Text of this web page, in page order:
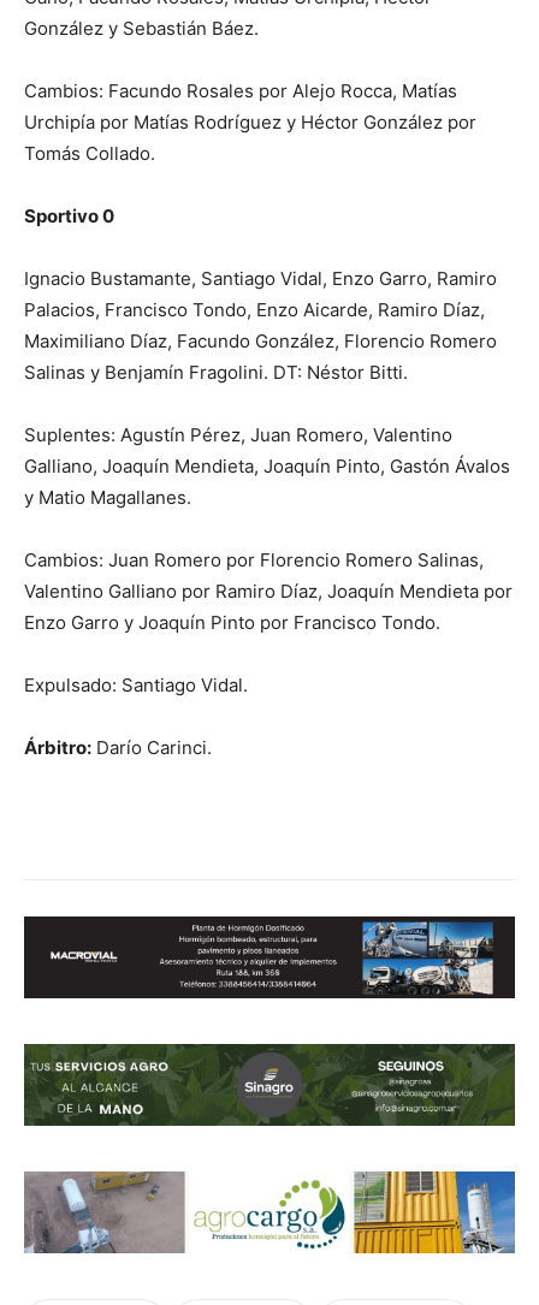
González y Sebastián Báez.
Cambios: Facundo Rosales por Alejo Rocca, Matías
Urchipía por Matías Rodríguez y Héctor González por
Tomás Collado.
Sportivo 0
Ignacio Bustamante, Santiago Vidal, Enzo Garro, Ramiro
Palacios, Francisco Tondo, Enzo Aicarde, Ramiro Díaz,
Maximiliano Díaz, Facundo González, Florencio Romero
Salinas y Benjamín Fragolini. DT: Néstor Bitti.
Suplentes: Agustín Pérez, Juan Romero, Valentino
Galliano, Joaquín Mendieta, Joaquín Pinto, Gastón Ávalos
y Matio Magallanes.
Cambios: Juan Romero por Florencio Romero Salinas,
Valentino Galliano por Ramiro Díaz, Joaquín Mendieta por
Enzo Garro y Joaquín Pinto por Francisco Tondo.
Expulsado: Santiago Vidal.
Árbitro: Darío Carinci.